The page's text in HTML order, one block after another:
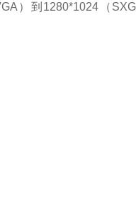
）到1280*1024（